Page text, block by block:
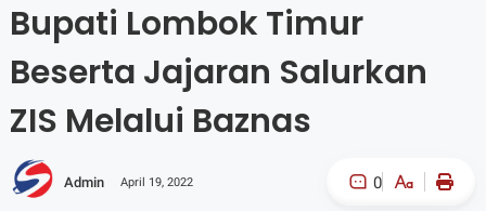
Bupati Lombok Timur
Beserta Jajaran Salurkan
ZIS Melalui Baznas
Admin April 19, 2022 0